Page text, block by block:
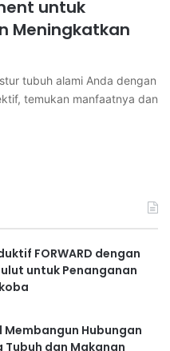
untuk
Meningkatkan
tubuh alami Anda dengan
temukan manfaatnya dan
FORWARD dengan
untuk Penanganan
Membangun Hubungan
Tubuh dan Makanan